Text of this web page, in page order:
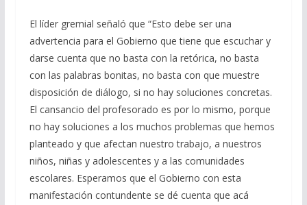
El líder gremial señaló que “Esto debe ser una
advertencia para el Gobierno que tiene que escuchar y
darse cuenta que no basta con la retórica, no basta
con las palabras bonitas, no basta con que muestre
disposición de diálogo, si no hay soluciones concretas.
El cansancio del profesorado es por lo mismo, porque
no hay soluciones a los muchos problemas que hemos
planteado y que afectan nuestro trabajo, a nuestros
niños, niñas y adolescentes y a las comunidades
escolares. Esperamos que el Gobierno con esta
manifestación contundente se dé cuenta que acá